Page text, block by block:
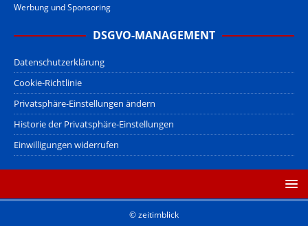
Werbung und Sponsoring
DSGVO-MANAGEMENT
Datenschutzerklärung
Cookie-Richtlinie
Privatsphäre-Einstellungen ändern
Historie der Privatsphäre-Einstellungen
Einwilligungen widerrufen
© zeitimblick